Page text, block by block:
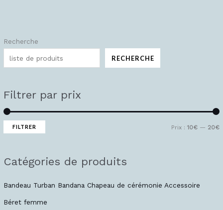
Recherche
RECHERCHE
Filtrer par prix
i
n
a
x
FILTRER Prix : 10€— 20€
Catégories de produits
Bandeau Turban Bandana Chapeau de cérémonie Accessoire
Béret femme